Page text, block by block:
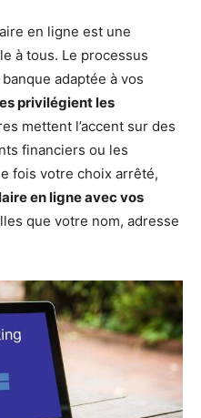
en ligne est une
à tous. Le processus
adaptée à vos
privilégient les
mettent l’accent sur des
financiers ou les
fois votre choix arrêté,
en ligne avec vos
que votre nom, adresse